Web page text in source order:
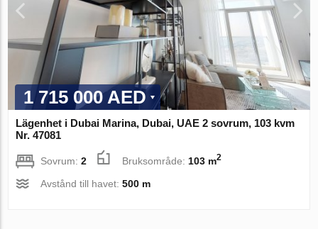
1 715 000 AED
Lägenhet i Dubai Marina, Dubai, UAE 2 sovrum, 103 kvm
Nr. 47081
Sovrum:2 Bruksområde: 103 m2
Avstånd till havet:500 m